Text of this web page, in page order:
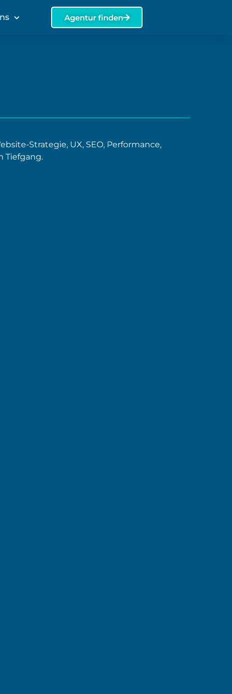
Agentur finden
Strategie, UX, SEO, Performance,
Tiefgang.